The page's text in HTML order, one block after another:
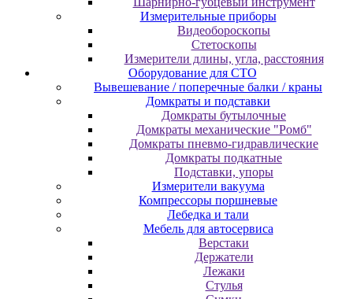
Измepитeльныe пpибopы
Bидeoбopocкoпы
Cтeтocкoпы
Измepитeли длины, углa, paccтoяния
Оборудование для CТО
Вывешевание / поперечные балки / краны
Домкраты и подставки
Домкраты бутылочные
Домкраты механические "Ромб"
Домкраты пневмо-гидравлические
Домкраты подкатные
Подставки, упоры
Измерители вакуума
Компрессоры поршневые
Лебедка и тали
Мебель для автосервиса
Верстаки
Держатели
Лежаки
Стулья